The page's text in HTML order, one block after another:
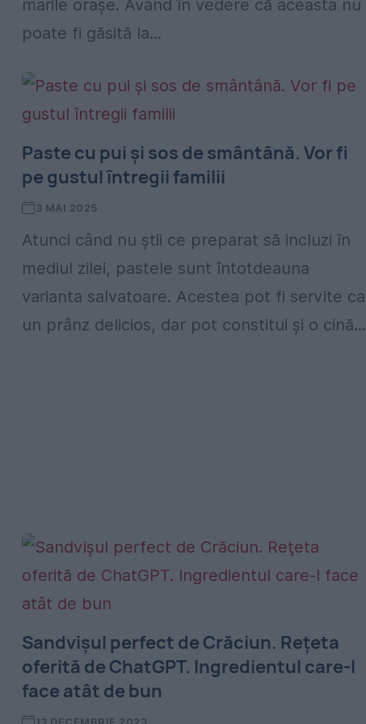
marile orașe. Având în vedere că aceasta nu
poate fi găsită la...
Paste cu pui și sos de smântână. Vor fi
pe gustul întregii familii
3 MAI 2025
Atunci când nu știi ce preparat să incluzi în
mediul zilei, pastele sunt întotdeauna
varianta salvatoare. Acestea pot fi servite ca
un prânz delicios, dar pot constitui și o cină...
Sandvișul perfect de Crăciun. Reţeta
oferită de ChatGPT. Ingredientul care-l
face atât de bun